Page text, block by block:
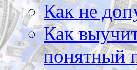
Как не
Как
понятный